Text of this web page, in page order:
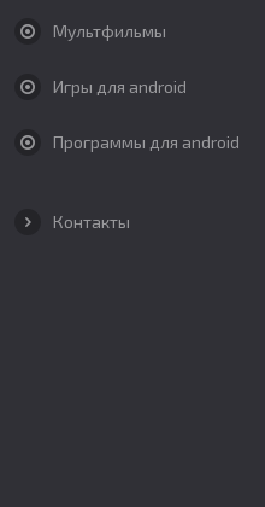
Мультфильмы
Игры для android
Программы для android
Контакты